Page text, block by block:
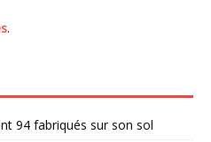
.
94 fabriqués sur son sol